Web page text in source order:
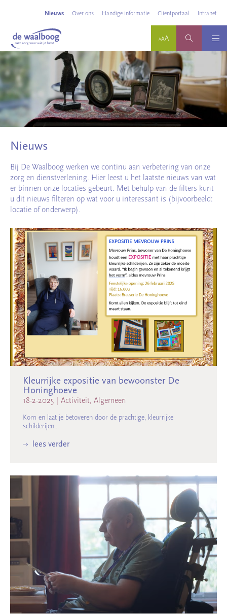
Nieuws Over ons Handige informatie Cliëntportaal Intranet
Nieuws
Bij De Waalboog werken we continu aan verbetering van onze
zorg en dienstverlening. Hier leest u het laatste nieuws van wat
er binnen onze locaties gebeurt. Met behulp van de filters kunt
u dit nieuws filteren op wat voor u interessant is (bijvoorbeeld:
locatie of onderwerp).
Kleurrijke expositie van bewoonster De
Honinghoeve
18-2-2025 Activiteit, Algemeen
Kom en laat je betoveren door de prachtige, kleurrijke
schilderijen...
lees verder